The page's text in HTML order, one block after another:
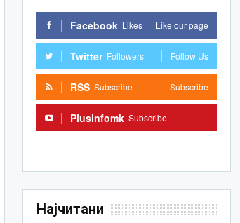
Facebook Likes Like our page
Twitter Followers Follow Us
RSS Subscribe Subscribe
Plusinfomk Subscribe
Најчитани